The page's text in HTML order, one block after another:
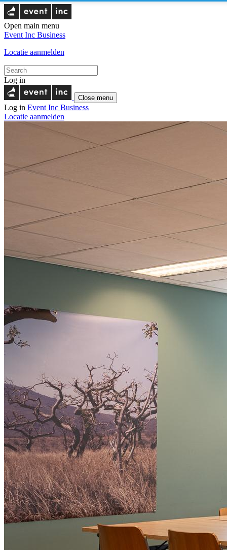
Open main menu
Event Inc Business
Locatie aanmelden
Log in
Close menu
Log in Event Inc Business
Locatie aanmelden